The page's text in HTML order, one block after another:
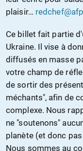
plaisir…
Ce billet fait partie
Ukraine. Il vise à
diffusés en masse
votre champ de
de sortir des
méchants", afin de
complexe. Nous
ne "soutenons"
planète (et donc
Nous sommes au